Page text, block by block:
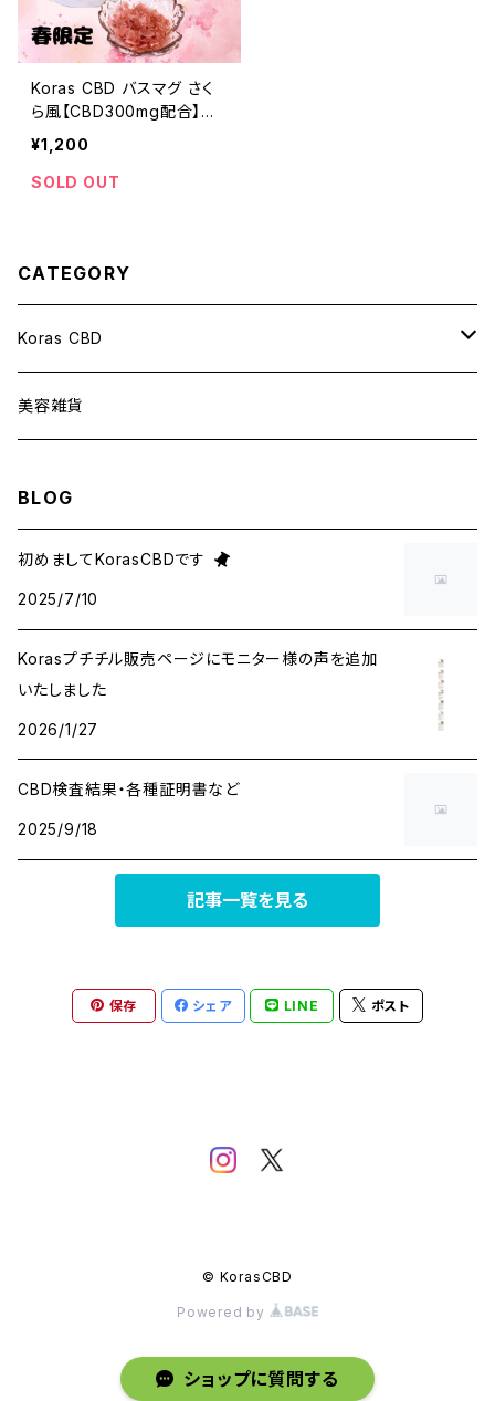
Koras CBD バスマグ さく
ら風【CBD300mg配合】送
料無料
¥1,200
SOLD OUT
CATEGORY
Koras CBD
アイソレート
バスマグ
キャンドル
美容雑貨
BLOG
初めましてKorasCBDです
2025/7/10
Korasプチチル販売ページにモニター様の声を追加
いたしました
2026/1/27
CBD検査結果・各種証明書など
2025/9/18
記事一覧を見る
保存 シェア LINE ポスト
© KorasCBD
Powered by
ショップに質問する